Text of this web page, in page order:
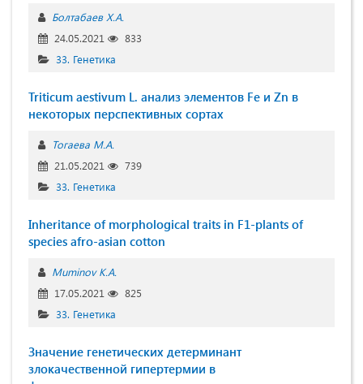
Болтабаев Х.А.
24.05.2021
833
33. Генетика
Triticum aestivum L. анализ элементов Fe и Zn в
некоторых перспективных сортах
Тогаева М.А.
21.05.2021
739
33. Генетика
Inheritance of morphological traits in F1-plants of
species afro-asian cotton
Muminov K.A.
17.05.2021
825
33. Генетика
Значение генетических детерминант
злокачественной гипертермии в